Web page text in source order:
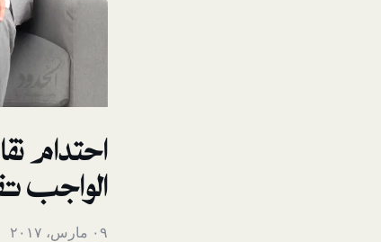
احتدام
الواجب
٠٩ مارس، ٢٠١٧